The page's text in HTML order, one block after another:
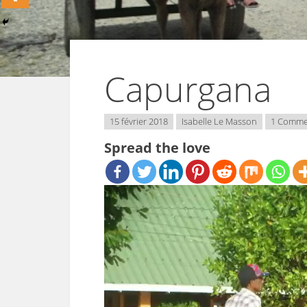
Capurgana
15 février 2018 Isabelle Le Masson 1
Spread the love
Lecteur
vidéo